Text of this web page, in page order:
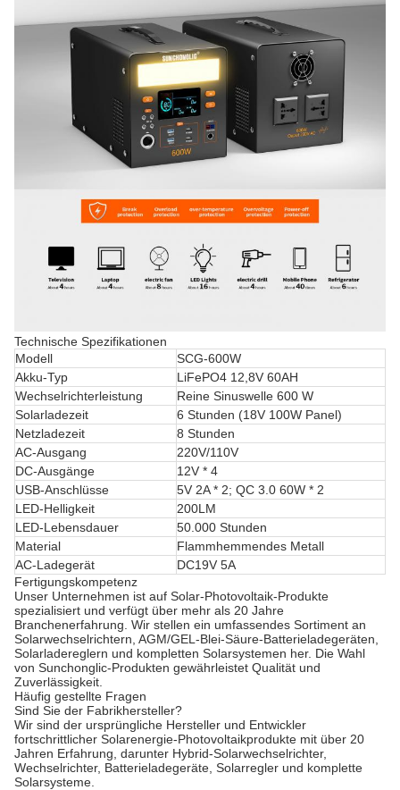
Technische Spezifikationen
Modell
SCG-600W
Akku-Typ
LiFePO4 12,8V 60AH
Wechselrichterleistung
Reine Sinuswelle 600 W
Solarladezeit
6 Stunden (18V 100W Panel)
Netzladezeit
8 Stunden
AC-Ausgang
220V/110V
DC-Ausgänge
12V * 4
USB-Anschlüsse
5V 2A * 2; QC 3.0 60W * 2
LED-Helligkeit
200LM
LED-Lebensdauer
50.000 Stunden
Material
Flammhemmendes Metall
AC-Ladegerät
DC19V 5A
Fertigungskompetenz
Unser Unternehmen ist auf Solar-Photovoltaik-Produkte
spezialisiert und verfügt über mehr als 20 Jahre
Branchenerfahrung. Wir stellen ein umfassendes Sortiment an
Solarwechselrichtern, AGM/GEL-Blei-Säure-Batterieladegeräten,
Solarladereglern und kompletten Solarsystemen her. Die Wahl
von Sunchonglic-Produkten gewährleistet Qualität und
Zuverlässigkeit.
Häufig gestellte Fragen
Sind Sie der Fabrikhersteller?
Wir sind der ursprüngliche Hersteller und Entwickler
fortschrittlicher Solarenergie-Photovoltaikprodukte mit über 20
Jahren Erfahrung, darunter Hybrid-Solarwechselrichter,
Wechselrichter, Batterieladegeräte, Solarregler und komplette
Solarsysteme.